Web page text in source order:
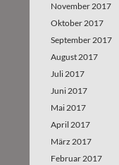
November 2017
Oktober 2017
September 2017
August 2017
Juli 2017
Juni 2017
Mai 2017
April 2017
März 2017
Februar 2017